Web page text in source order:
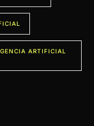
ARTIFICIAL